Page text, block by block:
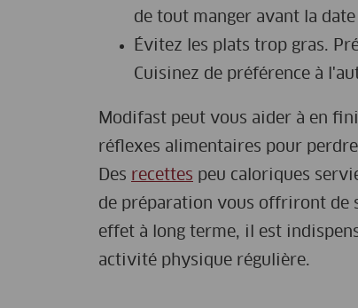
de tout manger avant la
Évitez les plats trop gras.
Cuisinez de préférence à
Modifast peut vous aider à en
réflexes alimentaires pour
Des recettes peu caloriques
de préparation vous offriront de
effet à long terme, il est
activité physique régulière.